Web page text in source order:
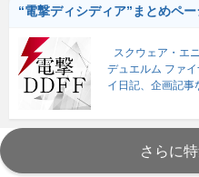
“電撃ディシディア”まとめペー
スクウェア・エ
デュエルム ファ
イ日記、企画記事
さらに